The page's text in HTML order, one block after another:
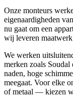
Onze monteurs
eigenaardigheden
nu gaat om een
wij leveren
We werken
merken zoals
naden, hoge
meegaat. Voor elke
of metaal — kiezen